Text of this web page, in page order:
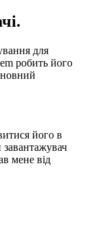
для
робить його
його в
мене від